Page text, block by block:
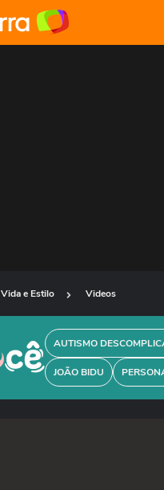
Vida e Estilo Videos
AUTISMO
JOÃO BIDU